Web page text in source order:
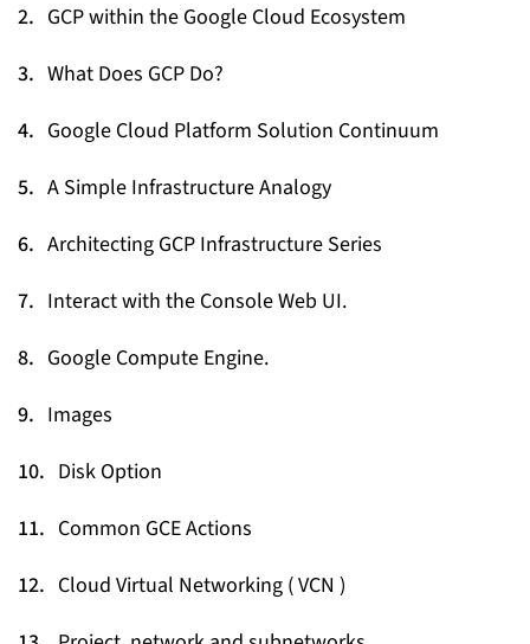
GCP within the Google Cloud Ecosystem
What Does GCP Do?
Google Cloud Platform Solution Continuum
A Simple Infrastructure Analogy
Architecting GCP Infrastructure Series
Interact with the Console Web UI.
Google Compute Engine.
Images
Disk Option
Common GCE Actions
Cloud Virtual Networking ( VCN )